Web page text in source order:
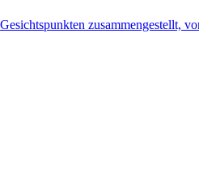
zusammengestellt,